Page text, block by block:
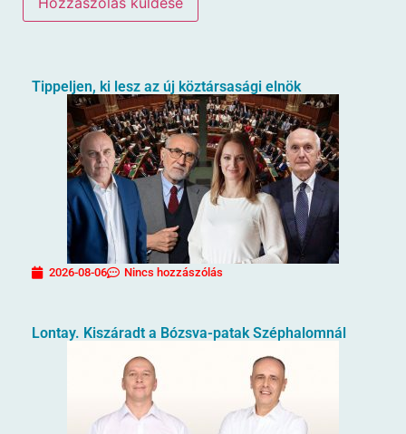
Tippeljen, ki lesz az új köztársasági elnök
2026-08-06 Nincs hozzászólás
Lontay. Kiszáradt a Bózsva-patak Széphalomnál